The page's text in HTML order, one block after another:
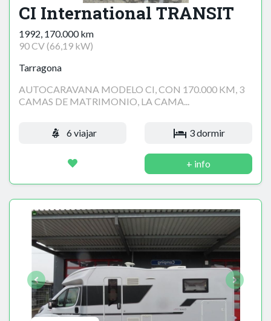
CI International TRANSIT
1992, 170.000 km
90 CV (66,19 kW)
Tarragona
AUTOCARAVANA MODELO CI, CON 170.000 KM, 3
CAMAS DE MATRIMONIO, LA CAMA...
6 viajar 3 dormir
+ info